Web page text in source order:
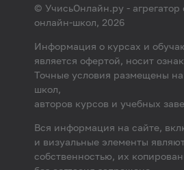
© УчисьОнлайн.ру - агрегатор
онлайн-школ, 2026
Информация о курсах и
является офертой, носит
Точные условия размещены
школ,
авторов курсов и учебных
Вся информация на сайте,
и визуальные элементы
собственностью, их